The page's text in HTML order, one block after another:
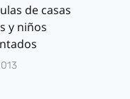
de casas
y niños